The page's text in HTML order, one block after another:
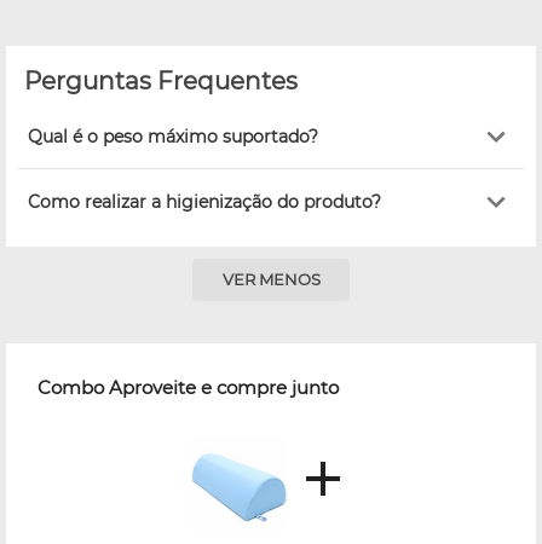
Perguntas Frequentes
Qual é o peso máximo suportado?
Como realizar a higienização do produto?
VER MENOS
Combo Aproveite e compre junto